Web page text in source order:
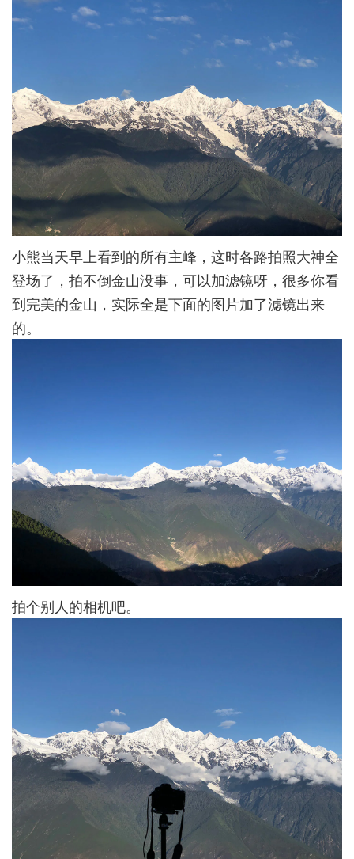
小熊当天早上看到的所有主峰，这时各路拍照大神全
登场了，拍不倒金山没事，可以加滤镜呀，很多你看
到完美的金山，实际全是下面的图片加了滤镜出来
的。
拍个别人的相机吧。